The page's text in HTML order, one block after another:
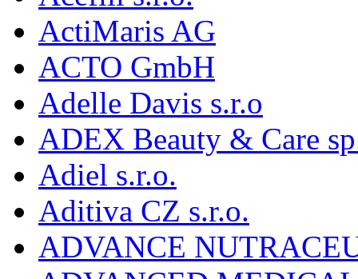
ActiMaris AG
ACTO GmbH
Adelle Davis s.r.o
ADEX Beauty & Care
Adiel s.r.o.
Aditiva CZ s.r.o.
ADVANCE